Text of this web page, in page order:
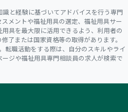
と経験に基づいてアドバイスを行う専門
メントや福祉用具の選定、福祉用具サー
具を最大限に活用できるよう、利用者の
了または国家資格等の取得があります。
転職活動をする際は、自分のスキルやライ
ジや福祉用具専門相談員の求人が検索で